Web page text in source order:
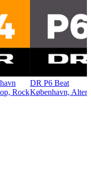
Rock
DR P6 Beat
København,